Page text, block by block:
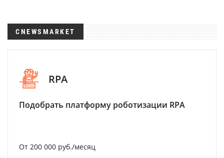
CNEWSMARKET
RPA
Подобрать платформу роботизации RPA
От 200 000 руб./месяц